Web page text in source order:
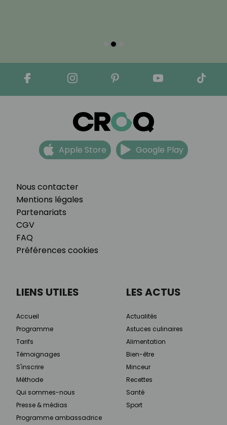
Nous contacter
Mentions légales
Partenariats
CGV
FAQ
Préférences cookies
Apple Store Google Play
LIENS UTILES
Accueil
Programme
Tarifs
Témoignages
S'inscrire
Méthode
Qui sommes-nous
Presse & médias
Programme ambassadrice
LES ACTUS
Actualités
Astuces culinaires
Alimentation
Bien-être
Minceur
Recettes
Santé
Sport